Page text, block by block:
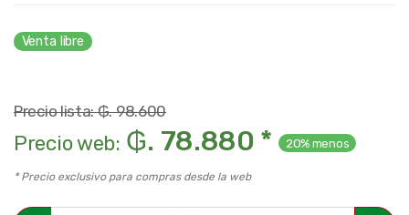
Venta libre
Precio lista: ₲. 98.600
Precio web: ₲. 78.880 * 20% menos
* Precio exclusivo para compras desde la web